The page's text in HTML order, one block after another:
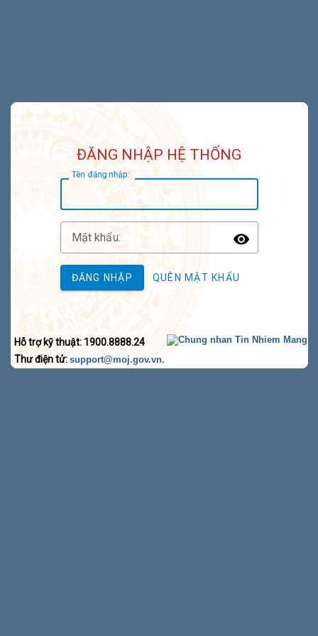
ĐĂNG NHẬP HỆ THỐNG
Tên đăng nhập:
Mật khẩu:
Toggle
ĐĂNG NHẬP QUÊN MẬT KHẨU
Hỗ trợ kỹ thuật: 1900.8888.24
Thư điện tử: support@moj.gov.vn.